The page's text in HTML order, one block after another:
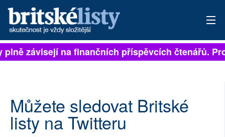
PŘIHLÁSIT
ARCHIV
ROZHOVORY
plně závisejí na finančních příspěvcích čtenářů.
Můžete sledovat Britské
listy na Twitteru